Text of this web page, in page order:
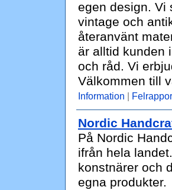
egen design. Vi
vintage och
återanvänt
är alltid kunden
och råd. Vi
Välkommen till
Information |
Nordic
På Nordic
ifrån hela
konstnärer och
egna produkter.